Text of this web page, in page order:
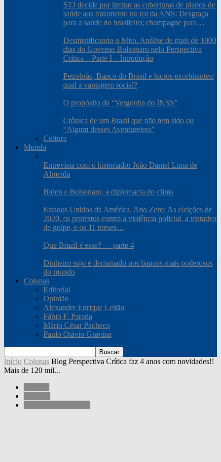
STJ decide por limitar as coberturas de planos de
saúde aos tratamento no rol da ANS: Desgraça
para a saúde do brasileiro; champagne para…
Desmistificando o Mito. Análise de mais de 1000
dias do Governo Bolsonaro pelo Perspectiva
Crítica – Parte I – Introdução
Petrobrás, Banco do Brasil e lucros exorbitantes:
qual a vantagem social?
O propósito da “Vergonha do INSS”
Crônica de um Brasil que não tem sido ou
“Algum desses Aventureiros”
Cultura
Mundo
Entrevista com o historiador João Daniel Lima de
Almeida
Biden e Bolsonaro: a diplomacia do clima
Estados Unidos da América, Ano Zero: As eleições de
2020, os protestos contra a violência policial, a tentativa
de golpe, e os 11 meses…
Que Brazil é esse? — parte 4
Dinheiro sujo é derramado nos bancos mais poderosos
do mundo
Colunas
Editorial
Opinião
Alexandre Enrique Leitão
Fábio F. Parada
Mário César Pacheco
Paulo Otávio Gravina
Início Colunas Blog Perspectiva Crítica faz 4 anos com novidades!!
Mais de 120 mil...